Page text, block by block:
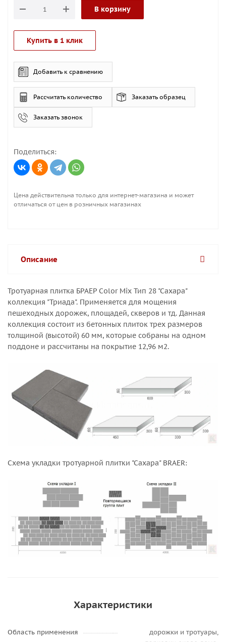
В корзину
Купить в 1 клик
Добавить к сравнению
Рассчитать количество Заказать образец
Заказать звонок
Поделиться:
Цена действительна только для интернет-магазина и может
отличаться от цен в розничных магазинах
Описание
Тротуарная плитка БРАЕР Color Mix Тип 28 "Сахара"
коллекция "Триада". Применяется для мощения
пешеходных дорожек, площадей, скверов и тд. Данная
коллекция состоит из бетонных плиток трех размеров
толщиной (высотой) 60 мм, которые собраны на одном
поддоне и рассчитаны на покрытие 12,96 м2.
Схема укладки тротуарной плитки "Сахара" BRAER:
Характеристики
Область применения
дорожки и тротуары,